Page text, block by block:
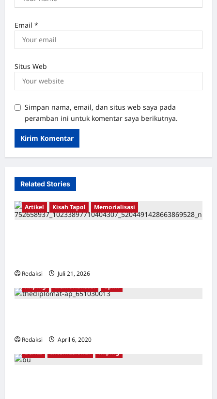
Email *
Situs Web
Simpan nama, email, dan situs web saya pada
peramban ini untuk komentar saya berikutnya.
Related Stories
Artikel Kisah Tapol Memorialisasi
Redaksi Juli 21, 2026
Kliping
Memorialisasi Opini
Redaksi April 6, 2020
Berita
Internasional Kliping